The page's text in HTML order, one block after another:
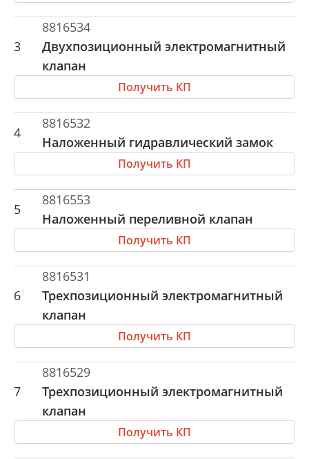
3
8816534
Двухпозиционный электромагнитный
клапан
Получить КП
4
8816532
Наложенный гидравлический замок
Получить КП
5
8816553
Наложенный переливной клапан
Получить КП
6
8816531
Трехпозиционный электромагнитный
клапан
Получить КП
7
8816529
Трехпозиционный электромагнитный
клапан
Получить КП